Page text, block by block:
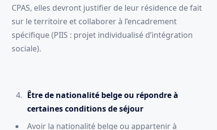
CPAS, elles devront justifier de leur résidence de fait
sur le territoire et collaborer à l’encadrement
spécifique (PIIS : projet individualisé d’intégration
sociale).
Être de nationalité belge ou répondre à
certaines conditions de séjour
Avoir la nationalité belge ou appartenir à